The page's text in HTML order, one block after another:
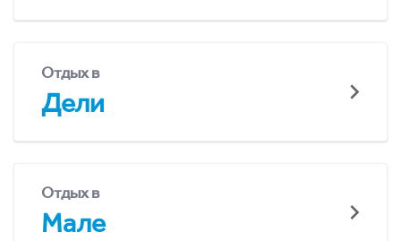
Отдых в
Дели
Отдых в
Мале